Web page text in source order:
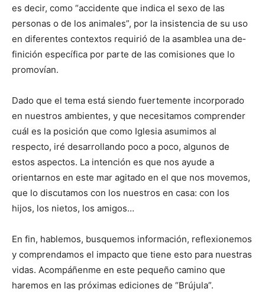
es decir, como “accidente que indica el sexo de las
personas o de los animales”, por la insistencia de su uso
en diferentes contextos requirió de la asamblea una de­
finición específica por parte de las comisiones que lo
promovían.
Dado que el tema está siendo fuertemente incorporado
en nuestros ambientes, y que necesitamos comprender
cuál es la posición que como Iglesia asumimos al
respecto, iré desarrollando poco a poco, algunos de
estos aspectos. La intención es que nos ayude a
orientarnos en este mar agitado en el que nos movemos,
que lo discutamos con los nuestros en casa: con los
hijos, los nietos, los amigos…
En fin, hablemos, busquemos información, reflexionemos
y comprendamos el impacto que tiene esto para nuestras
vidas. Acompáñenme en este pequeño camino que
haremos en las próximas ediciones de “Brújula”.